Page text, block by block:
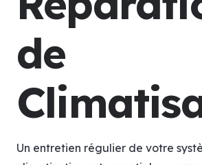
de
Un entretien régulier de votre